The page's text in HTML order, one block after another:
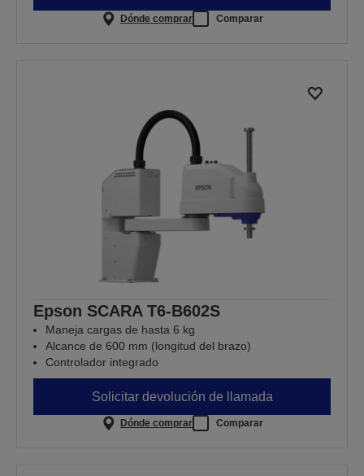
Dónde comprar Comparar
Epson SCARA T6-B602S
Maneja cargas de hasta 6 kg
Alcance de 600 mm (longitud del brazo)
Controlador integrado
Solicitar devolución de llamada
Dónde comprar Comparar